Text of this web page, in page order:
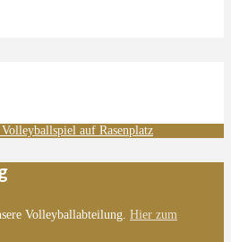
Volleyballabteilung. Hier zum